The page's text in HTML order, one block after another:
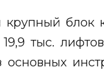
блок
тыс.
основных